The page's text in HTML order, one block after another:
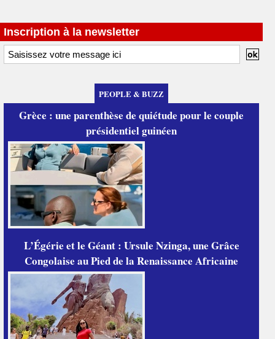
Inscription à la newsletter
PEOPLE & BUZZ
Grèce : une parenthèse de quiétude pour le couple
présidentiel guinéen
L’Égérie et le Géant : Ursule Nzinga, une Grâce
Congolaise au Pied de la Renaissance Africaine